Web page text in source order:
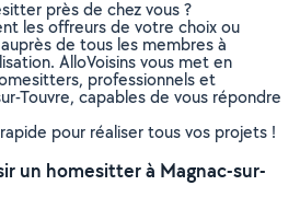
près de chez vous ?
les offreurs de votre choix ou
de tous les membres à
AlloVoisins vous met en
professionnels et
Touvre, capables de vous répondre
pour réaliser tous vos projets !
un homesitter à Magnac-sur-